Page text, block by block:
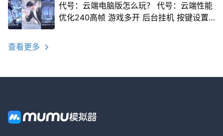
代号：云端电脑版怎么玩？ 代号：云端性能
优化240高帧 游戏多开 后台挂机 按键设置
查看更多